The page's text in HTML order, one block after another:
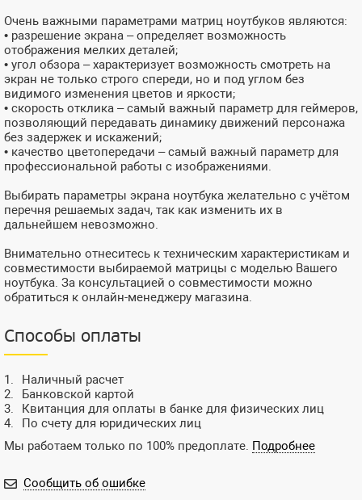
Очень важными параметрами матриц ноутбуков являются:
• разрешение экрана – определяет возможность
отображения мелких деталей;
• угол обзора – характеризует возможность смотреть на
экран не только строго спереди, но и под углом без
видимого изменения цветов и яркости;
• скорость отклика – самый важный параметр для геймеров,
позволяющий передавать динамику движений персонажа
без задержек и искажений;
• качество цветопередачи – самый важный параметр для
профессиональной работы с изображениями.
Выбирать параметры экрана ноутбука желательно с учётом
перечня решаемых задач, так как изменить их в
дальнейшем невозможно.
Внимательно отнеситесь к техническим характеристикам и
совместимости выбираемой матрицы с моделью Вашего
ноутбука. За консультацией о совместимости можно
обратиться к онлайн-менеджеру магазина.
Способы оплаты
Наличный расчет
Банковской картой
Квитанция для оплаты в банке для физических лиц
По счету для юридических лиц
Мы работаем только по 100% предоплате. Подробнее
Сообщить об ошибке